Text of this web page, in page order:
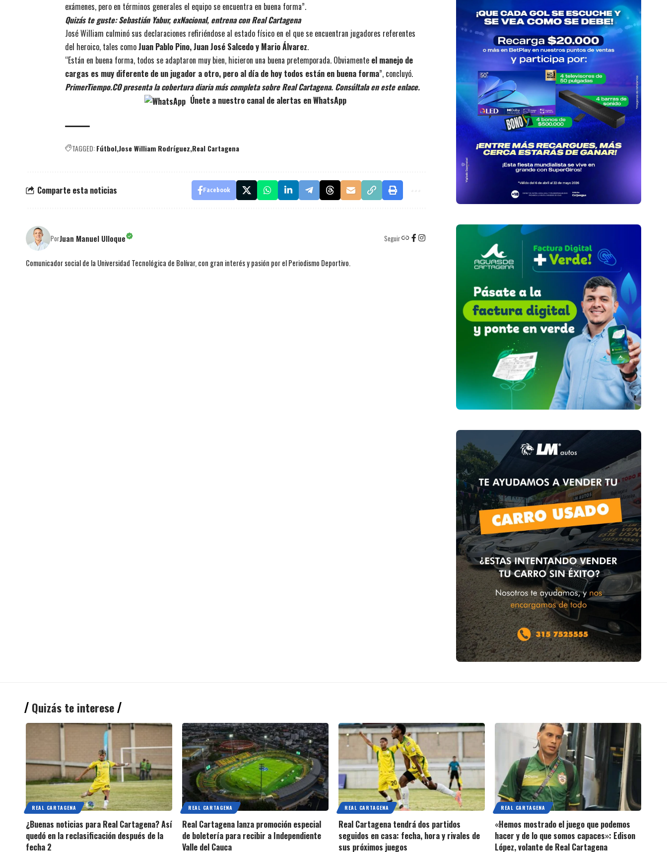
exámenes, pero en términos generales el equipo se encuentra en buena forma”.
Quizás te guste:Sebastián Yabur, exNacional, entrena con Real Cartagena
José William culminó sus declaraciones refiriéndose al estado físico en el que se encuentran jugadores referentes
del heroico, tales comoJuan Pablo Pino, Juan José Salcedo y Mario Álvarez.
“Están en buena forma, todos se adaptaron muy bien, hicieron una buena pretemporada. Obviamente el manejo de
cargas es muy diferente de un jugador a otro, pero al día de hoy todos están en buena forma”, concluyó.
PrimerTiempo.CO presenta la cobertura diaria más completa sobre Real Cartagena. Consúltala en este enlace.
Únete a nuestro canal de alertas en WhatsApp
TAGGED:FútbolJose William Rodríguez Real Cartagena
Comparte esta noticias Facebook
PorJuan Manuel Ulloque Seguir
Comunicador social de la Universidad Tecnológica de Bolívar, con gran interés y pasión por el Periodismo Deportivo.
Quizás te interese
REAL CARTAGENA
¿Buenas noticias para Real Cartagena? Así
quedó en la reclasificación después de la
fecha 2
REAL CARTAGENA
Real Cartagena lanza promoción especial
de boletería para recibir a Independiente
Valle del Cauca
REAL CARTAGENA
Real Cartagena tendrá dos partidos
seguidos en casa: fecha, hora y rivales de
sus próximos juegos
REAL CARTAGENA
«Hemos mostrado el juego que podemos
hacer y de lo que somos capaces»: Edison
López, volante de Real Cartagena